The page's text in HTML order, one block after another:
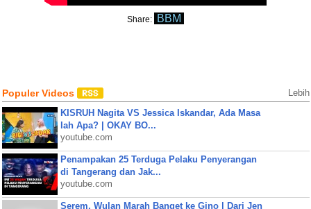
Share: BBM
Populer Videos Lebih
KISRUH Nagita VS Jessica Iskandar, Ada Masa
lah Apa? | OKAY BO...
youtube.com
Penampakan 25 Terduga Pelaku Penyerangan
di Tangerang dan Jak...
youtube.com
Serem, Wulan Marah Banget ke Gino | Dari Jen